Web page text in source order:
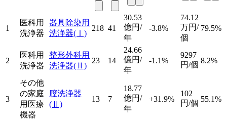
1
医科用
洗浄器
器具除染用
洗浄器(Ⅰ)
218 41
30.53
億円/
年
-3.8%
74.12
万円/
個
79.5%
2
医科用
洗浄器
整形外科用
洗浄器(Ⅱ)
23 14
24.66
億円/
年
-1.1%
9297
円/個 8.2%
3
その他
の家庭
用医療
機器
膣洗浄器
(Ⅱ)
13 7
18.77
億円/
年
+31.9%
102
円/個 55.1%